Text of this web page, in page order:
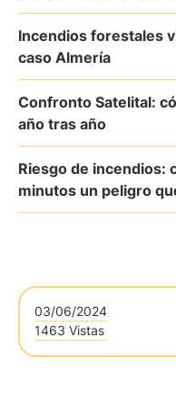
Incendios forestales
caso Almería
Confronto Satelital:
año tras año
Riesgo de incendios:
minutos un peligro
03/06/2024
1463 Vistas